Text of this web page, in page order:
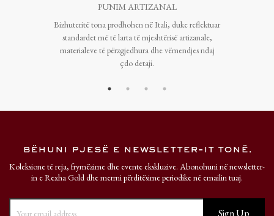
PUNIM ARTIZANAL
Bizhuteritë tona prodhohen në Itali, duke reflektuar
standardet më të larta të mjeshtërisë artizanale,
materialeve të përzgjedhura dhe vëmendjes ndaj
çdo detaji.
bëhuni pjesë e newsletter-it tonë.
Koleksione të reja, frymëzime dhe evente ekskluzive. Abonohuni në newsletter-
in e Rexha Gold dhe merrni përditësime periodike në emailin tuaj.